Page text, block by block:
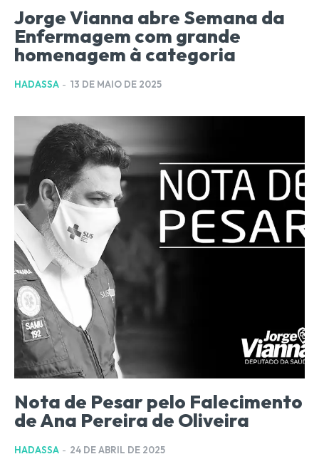
Jorge Vianna abre Semana da
Enfermagem com grande
homenagem à categoria
HADASSA - 13 DE MAIO DE 2025
Nota de Pesar pelo Falecimento
de Ana Pereira de Oliveira
HADASSA - 24 DE ABRIL DE 2025